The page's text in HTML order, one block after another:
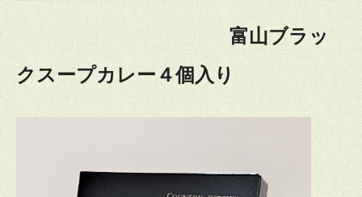
富山ブラッ
クスープカレー４個入り